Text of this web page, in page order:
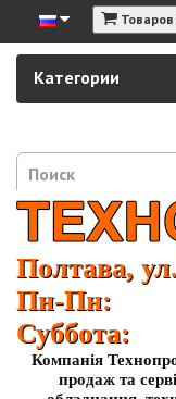
Товаров
Категории
Полтава,
Пн-Пн:
Суббота:
Компанія
продаж та